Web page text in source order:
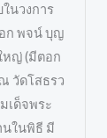
นวงการ
ก พจน์ บุญ
หญ่ (มีตอก
วัดโสธรว
เด็จพระ
นในพิธี มี